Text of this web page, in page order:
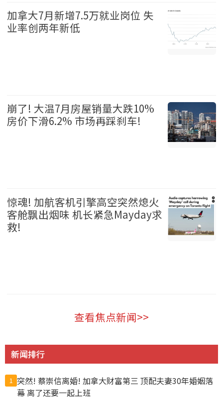
加拿大7月新增7.5万就业岗位 失
业率创两年新低
崩了! 大温7月房屋销量大跌10%
房价下滑6.2% 市场再踩刹车!
惊魂! 加航客机引擎高空突然熄火
客舱飘出烟味 机长紧急Mayday求
救!
查看焦点新闻>>
新闻排行
1 突然! 蔡崇信离婚! 加拿大财富第三 顶配夫妻30年婚姻落
幕 离了还要一起上班